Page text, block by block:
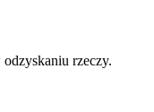
rzeczy.